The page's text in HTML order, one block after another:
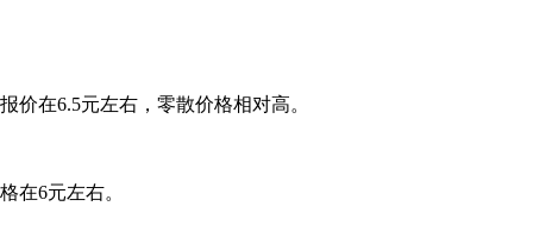
在6.5元左右，零散价格相对高。
在6元左右。